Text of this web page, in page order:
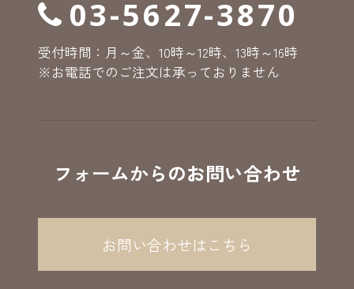
03-5627-3870
受付時間：月～金、10時～12時、13時～16時
※お電話でのご注文は承っておりません
フォームからのお問い合わせ
お問い合わせはこちら